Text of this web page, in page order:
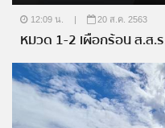
12:09 น. | 20 ส.ค. 2563
หมวด 1-2 เผือกร้อน ส.ส.